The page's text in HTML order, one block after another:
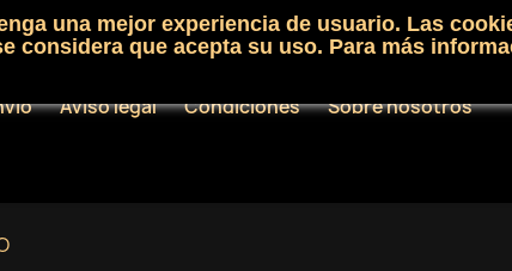
Aviso legal Condiciones
Sobre nosotros
una mejor experiencia de usuario. Las
considera que acepta su uso. Para más